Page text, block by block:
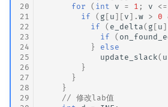
20
21
22
23
24
25
26
27
28
29
for
( int v = 1 ; v <=
if
( g [ u ][ v ].w > 0
if
( e_delta( g [ u
if
(
}
else
update_slack( u
}
}
}
// 修改lab值